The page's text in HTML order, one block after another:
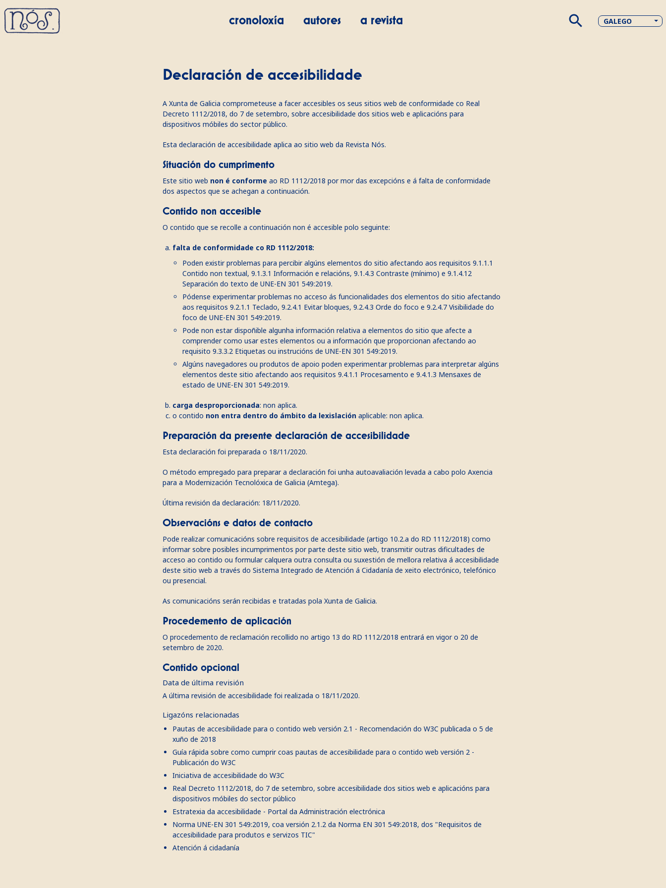
cronoloxía autores a revista search GALEGO
Declaración de accesibilidade
A Xunta de Galicia comprometeuse a facer accesibles os seus sitios web de conformidade co Real
Decreto 1112/2018, do 7 de setembro, sobre accesibilidade dos sitios web e aplicacións para
dispositivos móbiles do sector público.
Esta declaración de accesibilidade aplica ao sitio web da Revista Nós.
Situación do cumprimento
Este sitio web non é conforme ao RD 1112/2018 por mor das excepcións e á falta de conformidade
dos aspectos que se achegan a continuación.
Contido non accesible
O contido que se recolle a continuación non é accesible polo seguinte:
falta de conformidade co RD 1112/2018:
Poden existir problemas para percibir algúns elementos do sitio afectando aos requisitos 9.1.1.1
Contido non textual, 9.1.3.1 Información e relacións, 9.1.4.3 Contraste (mínimo) e 9.1.4.12
Separación do texto de UNE-EN 301 549:2019.
Pódense experimentar problemas no acceso ás funcionalidades dos elementos do sitio afectando
aos requisitos 9.2.1.1 Teclado, 9.2.4.1 Evitar bloques, 9.2.4.3 Orde do foco e 9.2.4.7 Visibilidade do
foco de UNE-EN 301 549:2019.
Pode non estar dispoñible algunha información relativa a elementos do sitio que afecte a
comprender como usar estes elementos ou a información que proporcionan afectando ao
requisito 9.3.3.2 Etiquetas ou instrucións de UNE-EN 301 549:2019.
Algúns navegadores ou produtos de apoio poden experimentar problemas para interpretar algúns
elementos deste sitio afectando aos requisitos 9.4.1.1 Procesamento e 9.4.1.3 Mensaxes de
estado de UNE-EN 301 549:2019.
carga desproporcionada: non aplica.
o contido non entra dentro do ámbito da lexislación aplicable: non aplica.
Preparación da presente declaración de accesibilidade
Esta declaración foi preparada o 18/11/2020.
O método empregado para preparar a declaración foi unha autoavaliación levada a cabo polo Axencia
para a Modernización Tecnolóxica de Galicia (Amtega).
Última revisión da declaración: 18/11/2020.
Observacións e datos de contacto
Pode realizar comunicacións sobre requisitos de accesibilidade (artigo 10.2.a do RD 1112/2018) como
informar sobre posibles incumprimentos por parte deste sitio web, transmitir outras dificultades de
acceso ao contido ou formular calquera outra consulta ou suxestión de mellora relativa á accesibilidade
deste sitio web a través do Sistema Integrado de Atención á Cidadanía de xeito electrónico, telefónico
ou presencial.
As comunicacións serán recibidas e tratadas pola Xunta de Galicia.
Procedemento de aplicación
O procedemento de reclamación recollido no artigo 13 do RD 1112/2018 entrará en vigor o 20 de
setembro de 2020.
Contido opcional
Data de última revisión
A última revisión de accesibilidade foi realizada o 18/11/2020.
Ligazóns relacionadas
Pautas de accesibilidade para o contido web versión 2.1 - Recomendación do W3C publicada o 5 de
xuño de 2018
Guía rápida sobre como cumprir coas pautas de accesibilidade para o contido web versión 2 -
Publicación do W3C
Iniciativa de accesibilidade do W3C
Real Decreto 1112/2018, do 7 de setembro, sobre accesibilidade dos sitios web e aplicacións para
dispositivos móbiles do sector público
Estratexia da accesibilidade - Portal da Administración electrónica
Norma UNE-EN 301 549:2019, coa versión 2.1.2 da Norma EN 301 549:2018, dos "Requisitos de
accesibilidade para produtos e servizos TIC"
Atención á cidadanía